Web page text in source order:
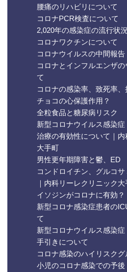
腰痛のリハビリについて
コロナPCR検査について
2,020年の感染症の流行状況
コロナワクチンについて
コロナウイルスの中間報
コロナとインフルエンザ
て
コロナの感染率、致死率、
チョコの心保護作用？
全粒食品と糖尿病リスク
新型コロナウイルス感染
治療の有効性について｜
大手町
男性更年期障害と鬱、ED
コンドロイチン、グルコ
｜内科リーレクリニック
イソジンがコロナに有効？
新型コロナ感染症患者の
て
新型コロナウイルス感染
手引きについて
コロナ感染のハイリスク
小児のコロナ感染での予後